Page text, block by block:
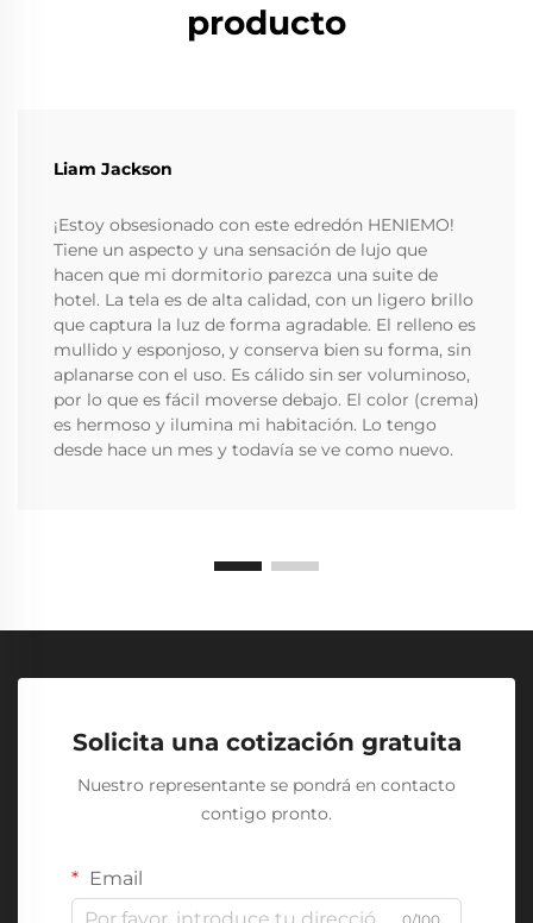
producto
Liam Jackson
¡Estoy obsesionado con este edredón HENIEMO!
Tiene un aspecto y una sensación de lujo que
hacen que mi dormitorio parezca una suite de
hotel. La tela es de alta calidad, con un ligero brillo
que captura la luz de forma agradable. El relleno es
mullido y esponjoso, y conserva bien su forma, sin
aplanarse con el uso. Es cálido sin ser voluminoso,
por lo que es fácil moverse debajo. El color (crema)
es hermoso y ilumina mi habitación. Lo tengo
desde hace un mes y todavía se ve como nuevo.
Solicita una cotización gratuita
Nuestro representante se pondrá en contacto
contigo pronto.
Email